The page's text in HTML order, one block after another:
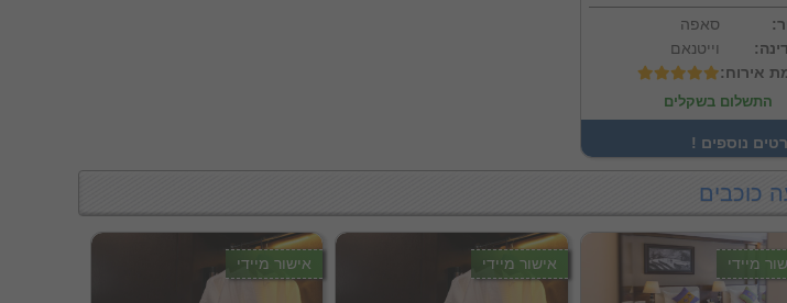
סאפה
וייטנאם
אירוח
התשלום בשקלים
נוספים
כוכבים
מיידי אישור מיידי אישור מיידי